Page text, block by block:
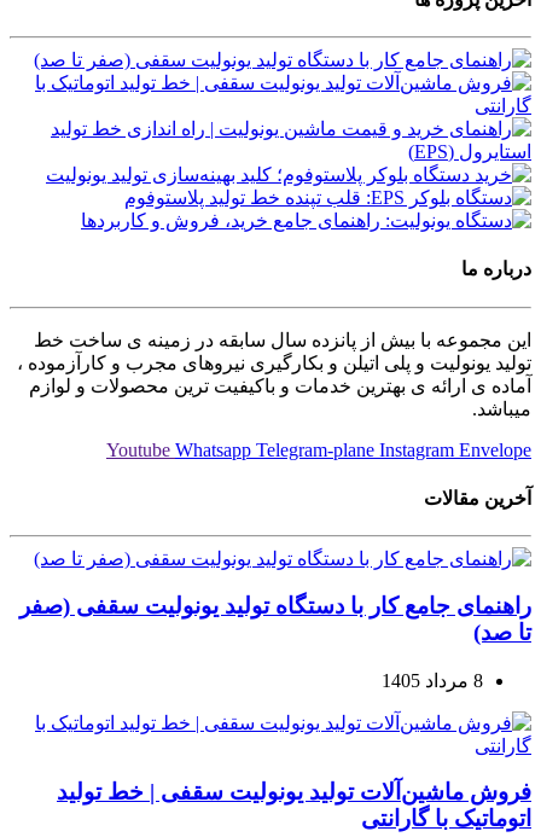
درباره ما
این مجموعه با بیش از پانزده سال سابقه در زمینه ی ساخت خط
تولید یونولیت و پلی اتیلن و بکارگیری نیروهای مجرب و کارآزموده ،
آماده ی ارائه ی بهترین خدمات و باکیفیت ترین محصولات و لوازم
میباشد.
Youtube Whatsapp Telegram-plane Instagram Envelope
آخرین مقالات
راهنمای جامع کار با دستگاه تولید یونولیت سقفی (صفر
تا صد)
8 مرداد 1405
فروش ماشین‌آلات تولید یونولیت سقفی | خط تولید
اتوماتیک با گارانتی